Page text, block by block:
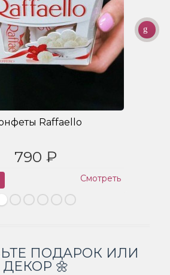
Raffaello
790 ₽
Смотреть
ПОДАРОК ИЛИ
ДЕКОР 🌼